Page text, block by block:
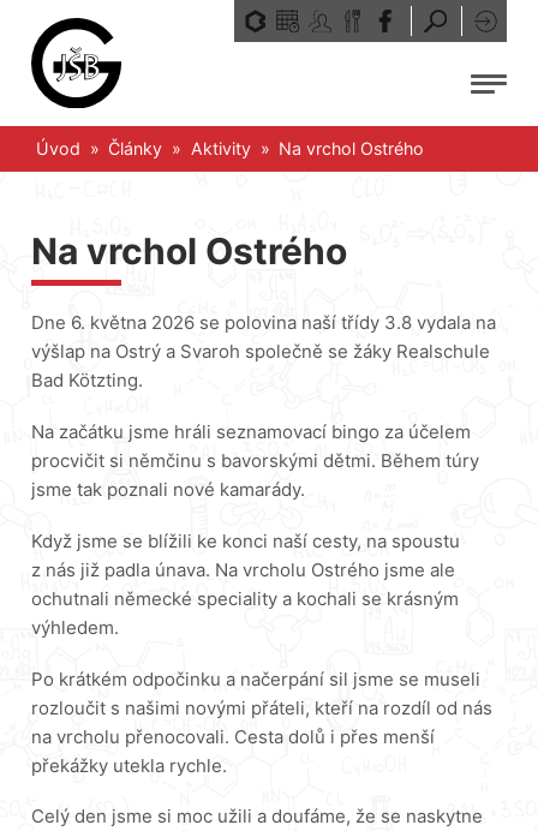
Přeskočit
obsah
Menu
Úvod » Články » Aktivity » Na vrchol Ostrého
Na vrchol Ostrého
Dne 6. května 2026 se polovina naší třídy 3.8 vydala na
výšlap na Ostrý a Svaroh společně se žáky Realschule
Bad Kötzting.
Na začátku jsme hráli seznamovací bingo za účelem
procvičit si němčinu s bavorskými dětmi. Během túry
jsme tak poznali nové kamarády.
Když jsme se blížili ke konci naší cesty, na spoustu
z nás již padla únava. Na vrcholu Ostrého jsme ale
ochutnali německé speciality a kochali se krásným
výhledem.
Po krátkém odpočinku a načerpání sil jsme se museli
rozloučit s našimi novými přáteli, kteří na rozdíl od nás
na vrcholu přenocovali. Cesta dolů i přes menší
překážky utekla rychle.
Celý den jsme si moc užili a doufáme, že se naskytne